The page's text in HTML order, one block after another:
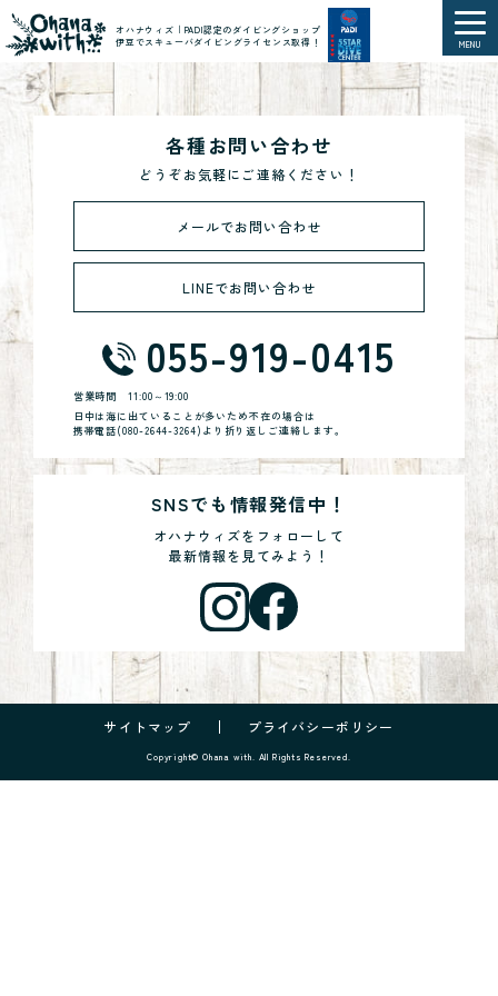
オハナウィズ｜PADI認定のダイビングショップ
伊豆でスキューバダイビングライセンス取得！
MENU
各種お問い合わせ
どうぞお気軽にご連絡ください！
メールでお問い合わせ
LINEでお問い合わせ
055-919-0415
営業時間11:00～19:00
日中は海に出ていることが多いため不在の場合は
携帯電話(080-2644-3264)より折り返しご連絡します。
SNSでも情報発信中！
オハナウィズをフォローして
最新情報を見てみよう！
サイトマップ プライバシーポリシー
Copyright© Ohana with. All Rights Reserved.